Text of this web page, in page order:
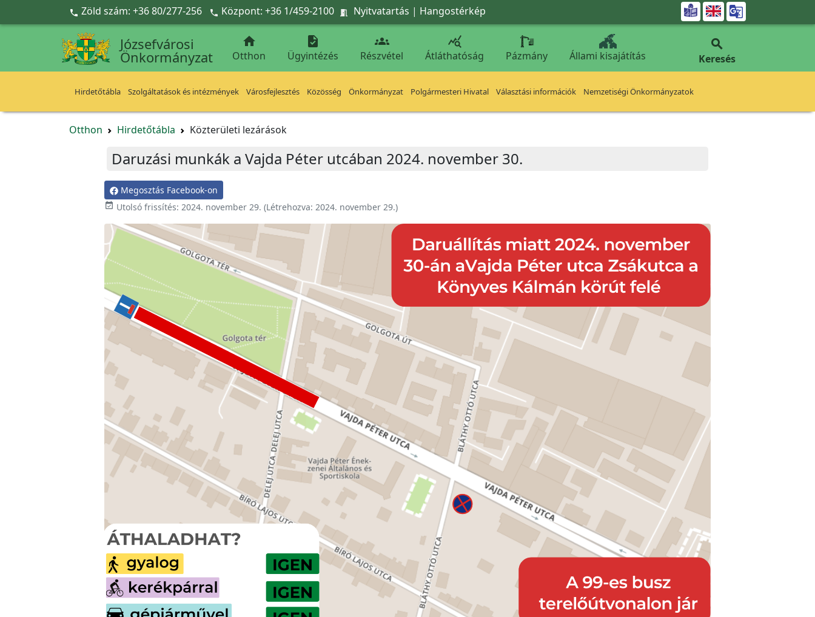
Ugrás a fő tartalomra
 Zöld szám: +36 80/277-256  Központ: +36 1/459-2100  Nyitvatartás | Hangostérkép 
Józsefvárosi
Önkormányzat

Otthon

Ügyintézés

Részvétel

Átláthatóság Pázmány Állami kisajátítás

Keresés
Hirdetőtábla Szolgáltatások és intézmények Városfejlesztés Közösség Önkormányzat Polgármesteri Hivatal Választási információk Nemzetiségi Önkormányzatok
Otthon Hirdetőtábla Közterületi lezárások
Daruzási munkák a Vajda Péter utcában 2024. november 30.
Megosztás Facebook-on
event_available Utolsó frissítés: 2024. november 29. (Létrehozva: 2024. november 29.)